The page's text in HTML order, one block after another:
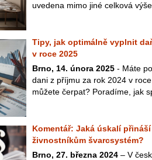
uvedena mimo jiné celková
Tipy, jak optimálně vyplnit
v roce 2025
Brno, 14. února 2025 - Máte
dani z příjmu za rok 2024 v
můžete čerpat? Poradíme, jak
Komentář: Jaká úskalí
živnostníkům švarcsystém?
Brno, 27. března 2024 – V